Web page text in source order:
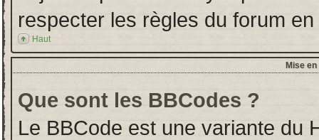
respecter les règles du forum
Haut
Mise
Que sont les BBCodes ?
Le BBCode est une variante du